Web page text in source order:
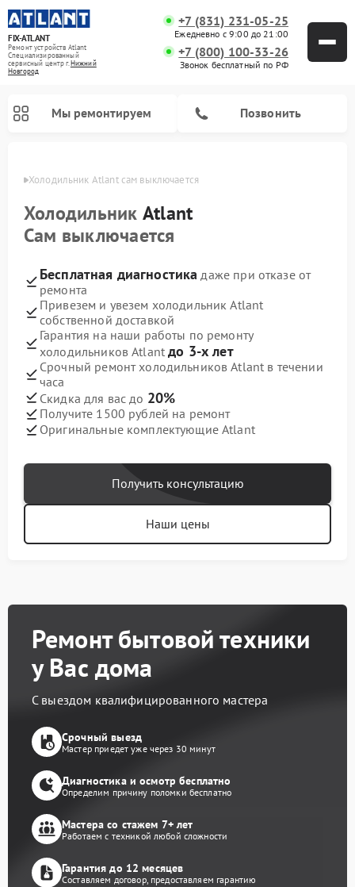
FIX-ATLANT
Ремонт устройств Atlant
Специализированный
cервисный центр г.Нижний
Новгород
+7 (831) 231-05-25
Ежедневно с 9:00 до 21:00
+7 (800) 100-33-26
Звонок бесплатный по РФ
Мы ремонтируем Позвонить
Холодильник Atlant сам выключается
Холодильник Atlant
Сам выключается
Бесплатная диагностика даже при отказе от
ремонта
Привезем и увезем холодильник Atlant
собственной доставкой
Гарантия на наши работы по ремонту
холодильников Atlantдо 3-х лет
Срочный ремонт холодильников Atlant в течении
часа
Скидка для вас до 20%
Получите 1500 рублей на ремонт
Оригинальные комплектующие Atlant
Получить консультацию
Наши цены
Ремонт бытовой техники
у Вас дома
С выездом квалифицированного мастера
Срочный выезд
Мастер приедет уже через 30 минут
Диагностика и осмотр бесплатно
Определим причину поломки бесплатно
Мастера со стажем 7+ лет
Работаем с техникой любой сложности
Гарантия до 12 месяцев
Составляем договор, предоставляем гарантию